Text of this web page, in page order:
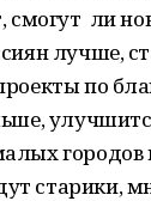
смогут ли
лучше,
по
городов
старики,